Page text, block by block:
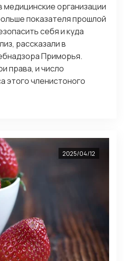
медицинские организации
показателя прошлой
себя и куда
рассказали в
Приморья.
права, и число
этого членистоного
2025/04/12